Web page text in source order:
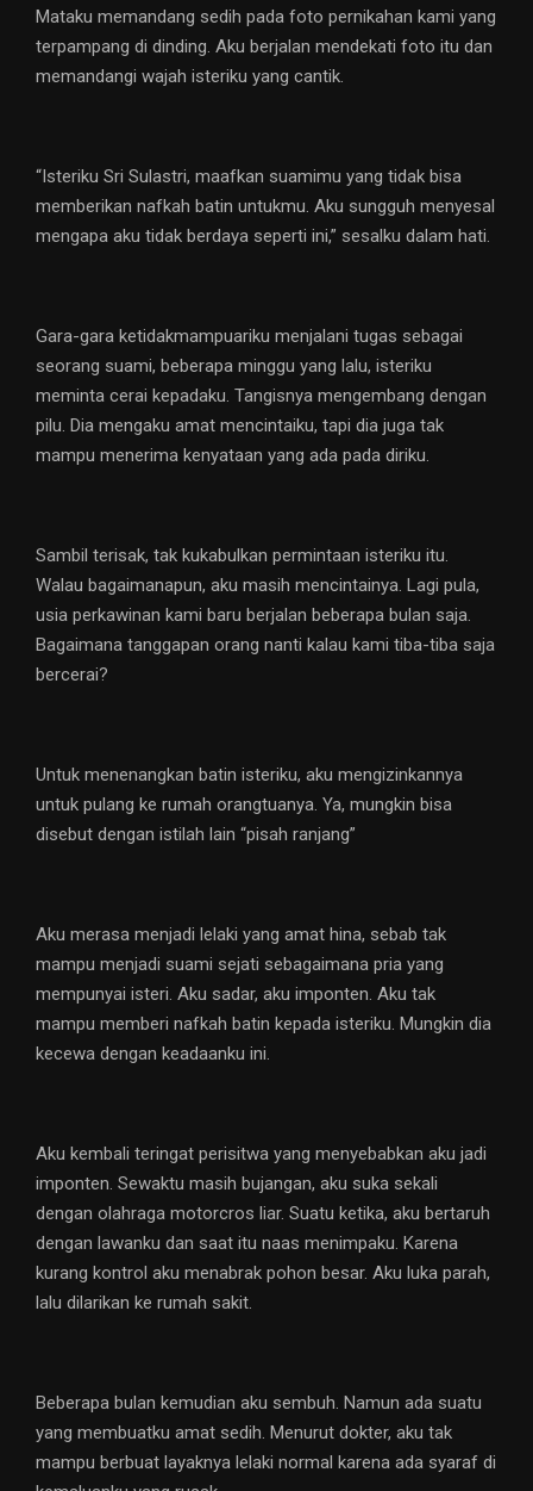
Mataku memandang sedih pada foto pernikahan kami yang
terpampang di dinding. Aku berjalan mendekati foto itu dan
memandangi wajah isteriku yang cantik.
“Isteriku Sri Sulastri, maafkan suamimu yang tidak bisa
memberikan nafkah batin untukmu. Aku sungguh menyesal
mengapa aku tidak berdaya seperti ini,” sesalku dalam hati.
Gara-gara ketidakmampuariku menjalani tugas sebagai
seorang suami, beberapa minggu yang lalu, isteriku
meminta cerai kepadaku. Tangisnya mengembang dengan
pilu. Dia mengaku amat mencintaiku, tapi dia juga tak
mampu menerima kenyataan yang ada pada diriku.
Sambil terisak, tak kukabulkan permintaan isteriku itu.
Walau bagaimanapun, aku masih mencintainya. Lagi pula,
usia perkawinan kami baru berjalan beberapa bulan saja.
Bagaimana tanggapan orang nanti kalau kami tiba-tiba saja
bercerai?
Untuk menenangkan batin isteriku, aku mengizinkannya
untuk pulang ke rumah orangtuanya. Ya, mungkin bisa
disebut dengan istilah lain “pisah ranjang”
Aku merasa menjadi lelaki yang amat hina, sebab tak
mampu menjadi suami sejati sebagaimana pria yang
mempunyai isteri. Aku sadar, aku imponten. Aku tak
mampu memberi nafkah batin kepada isteriku. Mungkin dia
kecewa dengan keadaanku ini.
Aku kembali teringat perisitwa yang menyebabkan aku jadi
imponten. Sewaktu masih bujangan, aku suka sekali
dengan olahraga motorcros liar. Suatu ketika, aku bertaruh
dengan lawanku dan saat itu naas menimpaku. Karena
kurang kontrol aku menabrak pohon besar. Aku luka parah,
lalu dilarikan ke rumah sakit.
Beberapa bulan kemudian aku sembuh. Namun ada suatu
yang membuatku amat sedih. Menurut dokter, aku tak
mampu berbuat layaknya lelaki normal karena ada syaraf di